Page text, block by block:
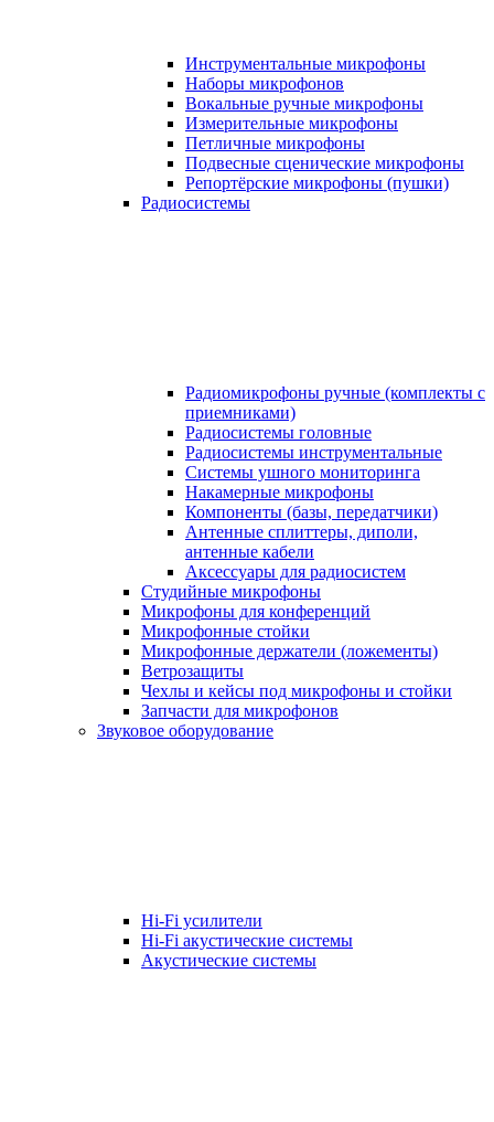
Инструментальные микрофоны
Наборы микрофонов
Вокальные ручные микрофоны
Измерительные микрофоны
Петличные микрофоны
Подвесные сценические микрофоны
Репортёрские микрофоны (пушки)
Радиосистемы
Радиомикрофоны ручные (комплекты с
приемниками)
Радиосистемы головные
Радиосистемы инструментальные
Системы ушного мониторинга
Накамерные микрофоны
Компоненты (базы, передатчики)
Антенные сплиттеры, диполи,
антенные кабели
Аксесcуары для радиосистем
Студийные микрофоны
Микрофоны для конференций
Микрофонные стойки
Микрофонные держатели (ложементы)
Ветрозащиты
Чехлы и кейсы под микрофоны и стойки
Запчасти для микрофонов
Звуковое оборудование
Hi-Fi усилители
Hi-Fi акустические системы
Акустические системы